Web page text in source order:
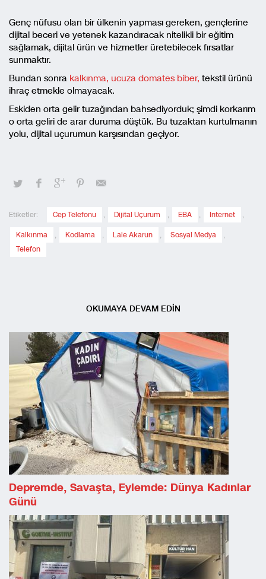
Genç nüfusu olan bir ülkenin yapması gereken, gençlerine
dijital beceri ve yetenek kazandıracak nitelikli bir eğitim
sağlamak, dijital ürün ve hizmetler üretebilecek fırsatlar
sunmaktır.
Bundan sonra kalkınma, ucuza domates biber, tekstil ürünü
ihraç etmekle olmayacak.
Eskiden orta gelir tuzağından bahsediyorduk; şimdi korkarım
o orta geliri de arar duruma düştük. Bu tuzaktan kurtulmanın
yolu, dijital uçurumun karşısından geçiyor.
Etiketler: Cep Telefonu , Dijital Uçurum , EBA , Internet ,
Kalkınma , Kodlama , Lale Akarun , Sosyal Medya
,
Telefon
OKUMAYA DEVAM EDİN
Depremde, Savaşta, Eylemde: Dünya Kadınlar
Günü